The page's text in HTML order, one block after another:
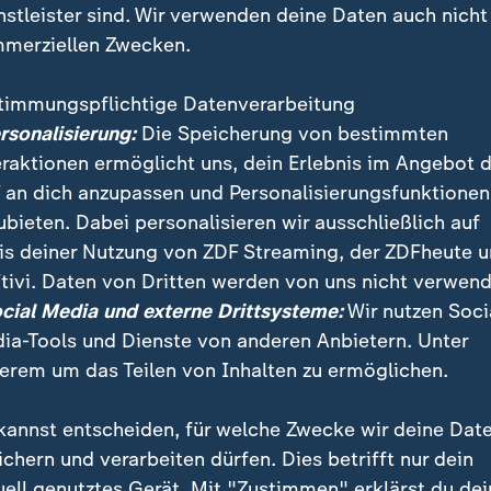
Aufrüstungsprogramm reagiert die EU auf die
Ziel ist es, mit mehreren Maßnahmen
mobilisieren.
sind. Wir verwenden deine Daten auch nicht
Zwecken.
Datenverarbeitung
Die Speicherung von bestimmten
ermöglicht uns, dein Erlebnis im Angebot
an dich anzupassen und Personalisierungsfunktionen
Dabei personalisieren wir ausschließlich auf
deiner Nutzung von ZDF Streaming, der ZDFheute
Daten von Dritten werden von uns nicht
Media und externe Drittsysteme:Wir nutzen
Tools und Dienste von anderen Anbietern. Unter
um das Teilen von Inhalten zu ermöglichen.
entscheiden, für welche Zwecke wir deine
und verarbeiten dürfen. Dies betrifft nur dein